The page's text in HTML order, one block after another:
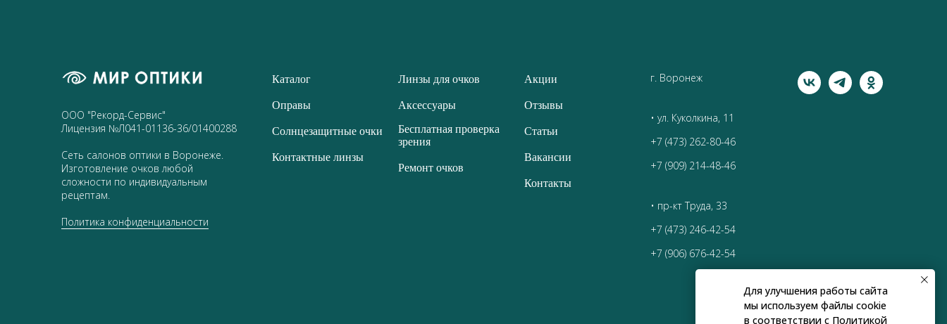
Для улучшения работы сайта
мы используем файлы cookie
в соответствии с Политикой
ООО "Рекорд-Сервис"
Лицензия №Л041-01136-36/01400288
Сеть салонов оптики в Воронеже.
Изготовление очков любой
сложности по индивидуальным
рецептам.
Политика конфиденциальности
Каталог
Оправы
Солнцезащитные очки
Контактные линзы
Линзы для очков
Аксессуары
Бесплатная проверка
зрения
Ремонт очков
Акции
Отзывы
Статьи
Вакансии
Контакты
г. Воронеж
• ул. Куколкина, 11
+7 (473) 262-80-46
+7 (909) 214-48-46
• пр-кт Труда, 33
+7 (473) 246-42-54
+7 (906) 676-42-54